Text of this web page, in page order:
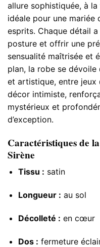
allure sophistiquée, à
idéale pour une mariée
esprits. Chaque détail
posture et offrir une
sensualité maîtrisée et
plan, la robe se
et artistique, entre jeux
décor intimiste,
mystérieux et
d’exception.
Caractéristiques de
Sirène
Tissu : satin
Longueur : au sol
Décolleté : en cœur
Dos : fermeture